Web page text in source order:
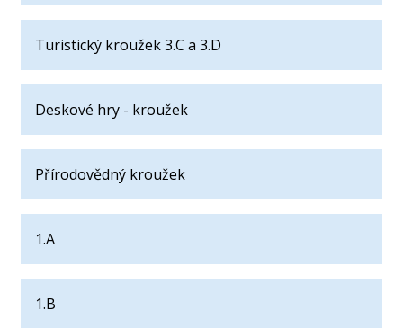
Turistický kroužek 3.C a 3.D
Deskové hry - kroužek
Přírodovědný kroužek
1.A
1.B